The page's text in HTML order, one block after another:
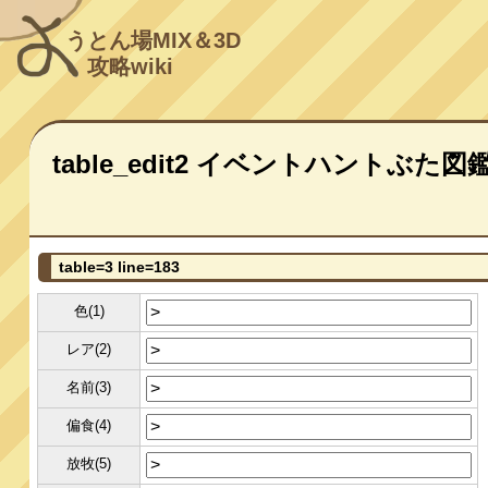
うとん場MIX＆3D
攻略wiki
table_edit2 イベントハントぶた図
table=3 line=183
色(1)
レア(2)
名前(3)
偏食(4)
放牧(5)